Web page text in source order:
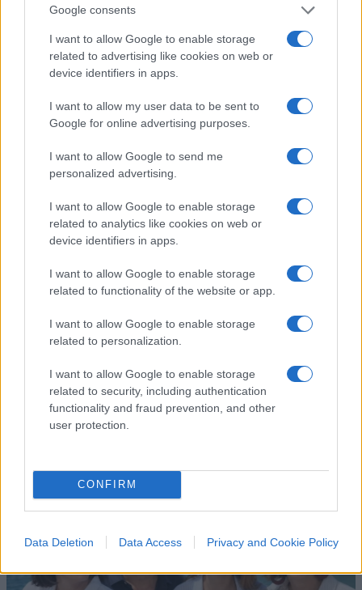
Google consents
I want to allow Google to enable storage
related to advertising like cookies on web or
device identifiers in apps.
I want to allow my user data to be sent to
Google for online advertising purposes.
I want to allow Google to send me
personalized advertising.
I want to allow Google to enable storage
related to analytics like cookies on web or
device identifiers in apps.
I want to allow Google to enable storage
related to functionality of the website or app.
I want to allow Google to enable storage
related to personalization.
I want to allow Google to enable storage
related to security, including authentication
functionality and fraud prevention, and other
user protection.
CONFIRM
Data Deletion Data Access Privacy and Cookie Policy
SEDUTE SATIRICHE
Vignetta del 07/08/2026
Vai all'archivio delle vignette
Il campeggio dei comunisti:
tutti in vacanza, ma sempre
con falce e martello
Canne, pastasciutta antifà e indottrinamento: la
rivoluzione dei giovani viziati che giocano al
comunismo con i soldi degli altri
Max Del Papa